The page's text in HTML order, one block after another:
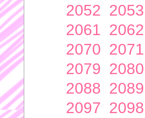
2052 2053
2061 2062
2070 2071
2079 2080
2088 2089
2097 2098